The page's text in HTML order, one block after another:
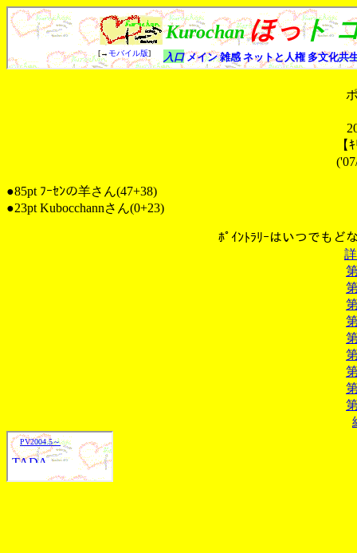
【
●85pt ﾌｰｾﾝの羊さん(47+38)
●23pt Kubocchannさん(0+23)
ﾎﾟｲﾝﾄﾗﾘｰはいつでもど